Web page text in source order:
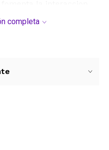
llamativos. Es facil de
completa